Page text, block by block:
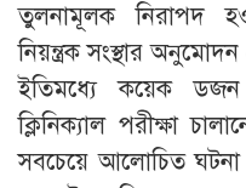
তুলনামূলক নিরাপদ
নিয়ন্ত্রক সংস্থার
ইতিমধ্যে কয়েক
ক্লিনিক্যাল পরীক্ষা
সবচেয়ে আলোচিত ঘটনা